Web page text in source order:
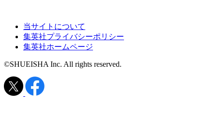
当サイトについて
集英社プライバシーポリシー
集英社ホームページ
©SHUEISHA Inc. All rights reserved.